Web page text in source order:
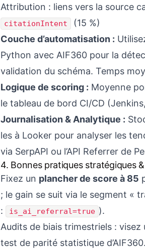
Attribution : liens vers la source
citationIntent
(15 %)
Couche d’automatisation :
Python avec AIF360 pour la
validation du schéma. Temps
Logique de scoring : Moyenne
le tableau de bord CI/CD
Journalisation & Analytique :
les à Looker pour analyser les
via SerpAPI ou l’API Referrer de
4. Bonnes pratiques stratégiques
Fixez un plancher de score à 85
; le gain se suit via le segment «
:
is_ai_referral=true ).
Audits de biais trimestriels : visez
test de parité statistique d’AIF360.